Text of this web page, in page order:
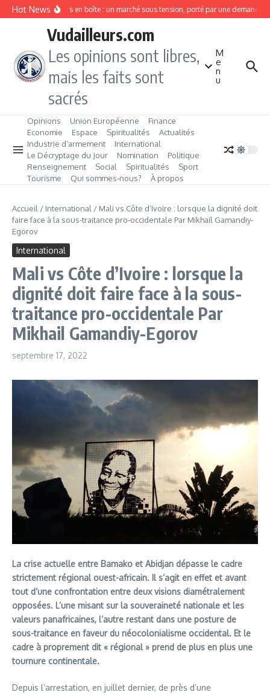
Aller au contenu
Hot NewsSardines en boîte : un marché sous tension, porté par une demande
Vudailleurs.com
Les opinions sont libres,
mais les faits sont
sacrés
M
e
n
u
Opinions Union Européenne
Finance
Economie
Espace Spiritualités
Actualités
Industrie d’armement
International
Le Décryptage du Jour
Nomination
Politique
Renseignement
Social Spiritualités
Sport
Tourisme
Qui sommes‑nous? À propos
Accueil / International / Mali vs Côte d’Ivoire : lorsque la dignité doit
faire face à la sous-traitance pro-occidentale Par Mikhail Gamandiy-
Egorov
International
Mali vs Côte d’Ivoire : lorsque la
dignité doit faire face à la sous-
traitance pro-occidentale Par
Mikhail Gamandiy-Egorov
septembre 17, 2022
La crise actuelle entre Bamako et Abidjan dépasse le cadre
strictement régional ouest-africain. Il s’agit en effet et avant
tout d’une confrontation entre deux visions diamétralement
opposées. L’une misant sur la souveraineté nationale et les
valeurs panafricaines, l’autre restant dans une posture de
sous-traitance en faveur du néocolonialisme occidental. Et le
cadre à proprement dit « régional » prend de plus en plus une
tournure continentale.
Depuis l’arrestation, en juillet dernier, de près d’une